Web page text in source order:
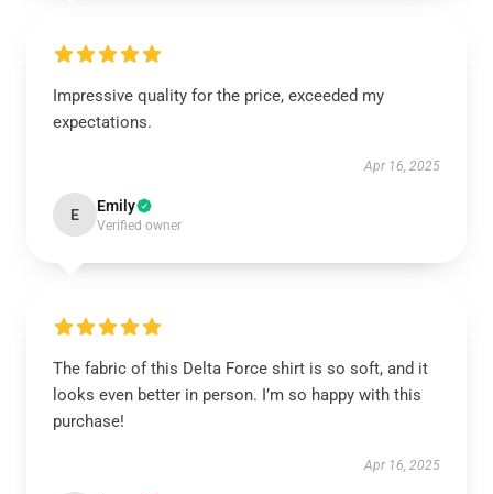
Impressive quality for the price, exceeded my
expectations.
Apr 16, 2025
E Emily
Verified owner
The fabric of this Delta Force shirt is so soft, and it
looks even better in person. I’m so happy with this
purchase!
Apr 16, 2025